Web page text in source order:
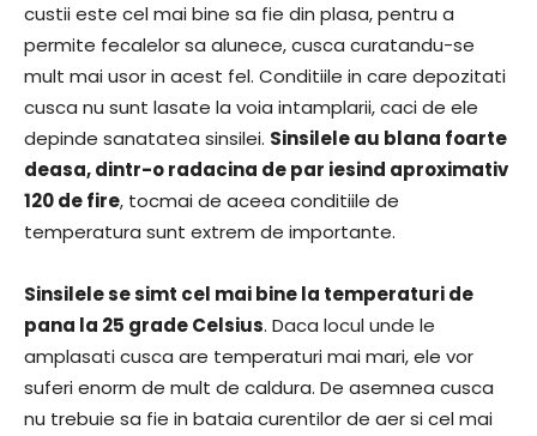
custii este cel mai bine sa fie din plasa, pentru a
permite fecalelor sa alunece, cusca curatandu-se
mult mai usor in acest fel. Conditiile in care depozitati
cusca nu sunt lasate la voia intamplarii, caci de ele
depinde sanatatea sinsilei. Sinsilele au blana foarte
deasa, dintr-o radacina de par iesind aproximativ
120 de fire, tocmai de aceea conditiile de
temperatura sunt extrem de importante.
Sinsilele se simt cel mai bine la temperaturi de
pana la 25 grade Celsius. Daca locul unde le
amplasati cusca are temperaturi mai mari, ele vor
suferi enorm de mult de caldura. De asemnea cusca
nu trebuie sa fie in bataia curentilor de aer si cel mai